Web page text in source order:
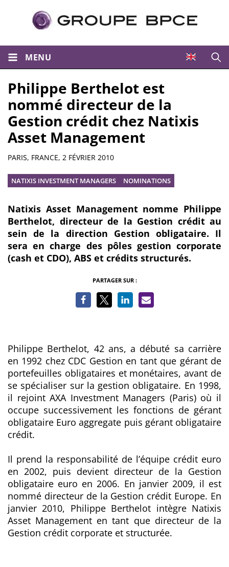
MENU
Philippe Berthelot est
nommé directeur de la
Gestion crédit chez Natixis
Asset Management
Résumé
PARIS, FRANCE, 2 FÉVRIER 2010
NATIXIS INVESTMENT MANAGERS NOMINATIONS
Natixis Asset Management nomme Philippe
Berthelot, directeur de la Gestion crédit au
sein de la direction Gestion obligataire. Il
sera en charge des pôles gestion corporate
(cash et CDO), ABS et crédits structurés.
PARTAGER SUR :
Philippe Berthelot, 42 ans, a débuté sa carrière
en 1992 chez CDC Gestion en tant que gérant de
portefeuilles obligataires et monétaires, avant de
se spécialiser sur la gestion obligataire. En 1998,
il rejoint AXA Investment Managers (Paris) où il
occupe successivement les fonctions de gérant
obligataire Euro aggregate puis gérant obligataire
crédit.
Il prend la responsabilité de l’équipe crédit euro
en 2002, puis devient directeur de la Gestion
obligataire euro en 2006. En janvier 2009, il est
nommé directeur de la Gestion crédit Europe. En
janvier 2010, Philippe Berthelot intègre Natixis
Asset Management en tant que directeur de la
Gestion crédit corporate et structurée.